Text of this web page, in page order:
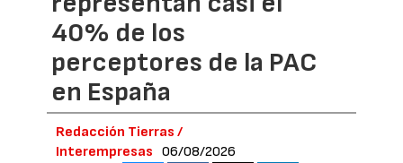
40% de los
perceptores de la PAC
en España
Redacción Tierras /
Interempresas
06/08/2026